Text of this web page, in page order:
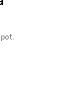
pot.